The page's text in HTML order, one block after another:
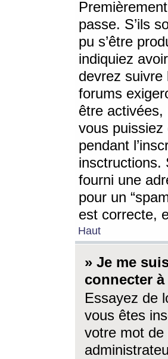
passe. S’ils
pu s’être
indiquiez
devrez suivre
forums
être activées,
vous
pendant
insctructions.
fourni une
pour un
est correcte,
Haut
» Je me
connecter
Essayez de
vous êtes
votre mot de